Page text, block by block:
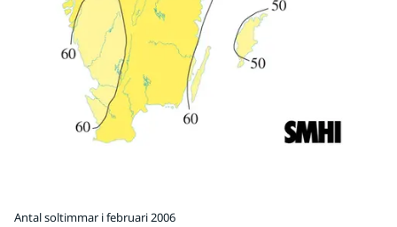
Antal soltimmar i februari 2006